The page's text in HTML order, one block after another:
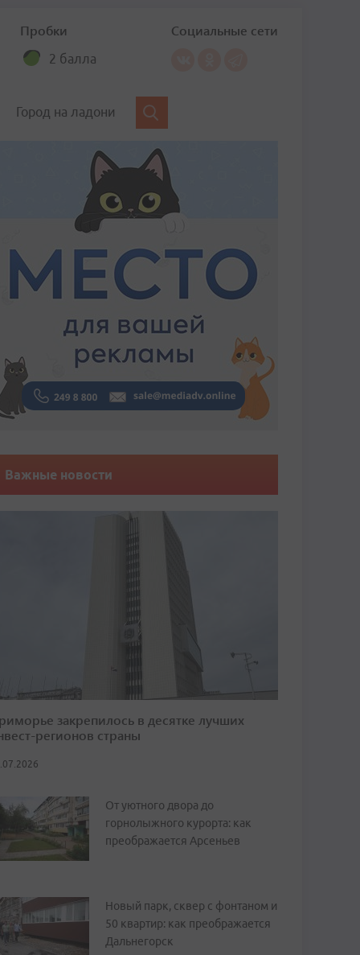
Пробки
2 балла
Социальные сети
Город на ладони
Важные новости
закрепилось в десятке лучших
регионов страны
От уютного двора до
горнолыжного курорта: как
преображается Арсеньев
Новый парк, сквер с фонтаном и
50 квартир: как преображается
Дальнегорск